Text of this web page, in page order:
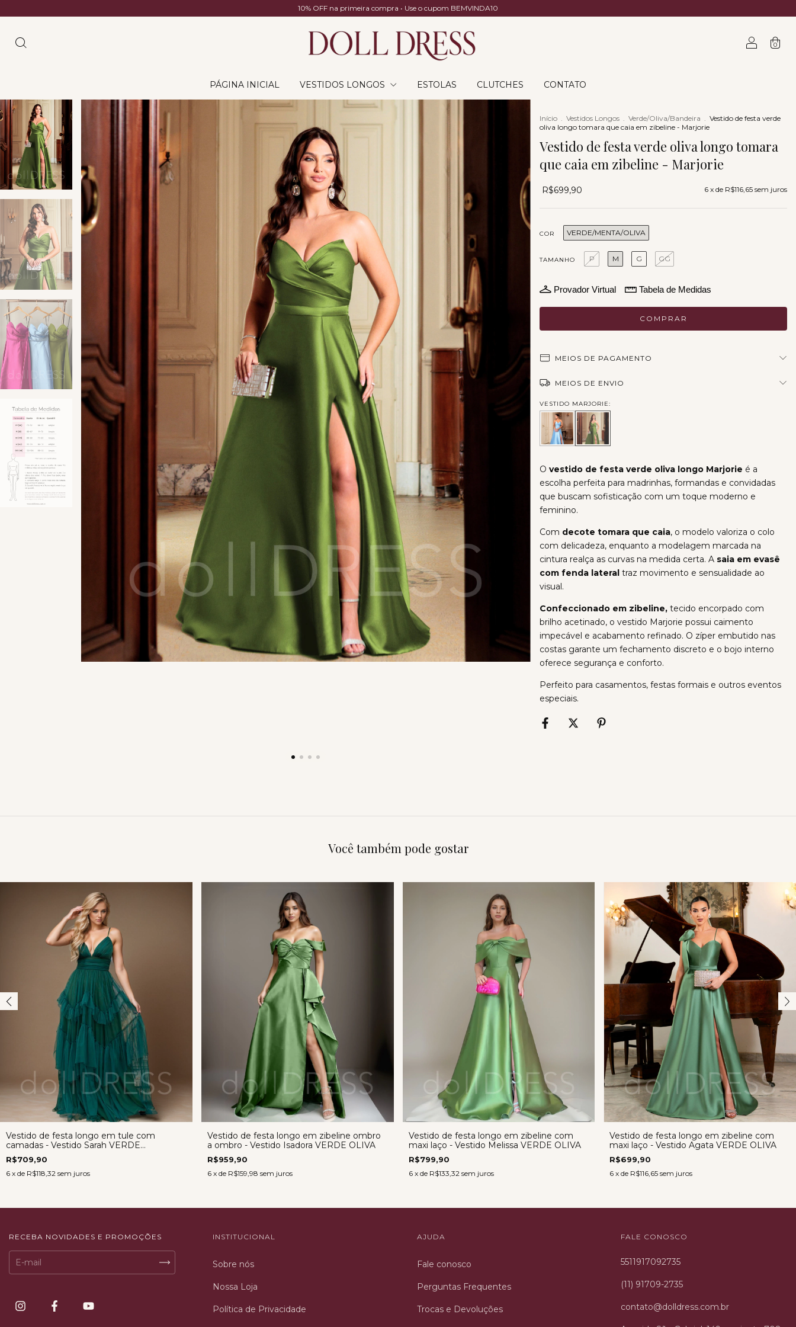
10% OFF na primeira compra • Use o cupom BEMVINDA10
0
PÁGINA INICIAL VESTIDOS LONGOS ESTOLAS CLUTCHES CONTATO
Início . Vestidos Longos . Verde/Oliva/Bandeira . Vestido de festa verde
oliva longo tomara que caia em zibeline - Marjorie
Vestido de festa verde oliva longo tomara
que caia em zibeline - Marjorie
R$699,90 6 x de R$116,65 sem juros
COR VERDE/MENTA/OLIVA
TAMANHO P M G GG
Provador Virtual Tabela de Medidas
MEIOS DE PAGAMENTO
MEIOS DE ENVIO
VESTIDO MARJORIE:
O vestido de festa verde oliva longo Marjorie é a
escolha perfeita para madrinhas, formandas e convidadas
que buscam sofisticação com um toque moderno e
feminino.
Com decote tomara que caia, o modelo valoriza o colo
com delicadeza, enquanto a modelagem marcada na
cintura realça as curvas na medida certa. A saia em evasê
com fenda lateral traz movimento e sensualidade ao
visual.
Confeccionado em zibeline, tecido encorpado com
brilho acetinado, o vestido Marjorie possui caimento
impecável e acabamento refinado. O zíper embutido nas
costas garante um fechamento discreto e o bojo interno
oferece segurança e conforto.
Perfeito para casamentos, festas formais e outros eventos
especiais.
Você também pode gostar
Vestido de festa longo em tule com
camadas - Vestido Sarah VERDE
ESMERALDA
R$709,90
6 x de R$118,32 sem juros
Vestido de festa longo em zibeline ombro
a ombro - Vestido Isadora VERDE OLIVA
R$959,90
6 x de R$159,98 sem juros
Vestido de festa longo em zibeline com
maxi laço - Vestido Melissa VERDE OLIVA
R$799,90
6 x de R$133,32 sem juros
Vestido de festa longo em zibeline com
maxi laço - Vestido Agata VERDE OLIVA
R$699,90
6 x de R$116,65 sem juros
RECEBA NOVIDADES E PROMOÇÕES INSTITUCIONAL
Sobre nós
Nossa Loja
Política de Privacidade
AJUDA
Fale conosco
Perguntas Frequentes
Trocas e Devoluções
FALE CONOSCO
5511917092735
(11) 91709-2735
contato@dolldress.com.br